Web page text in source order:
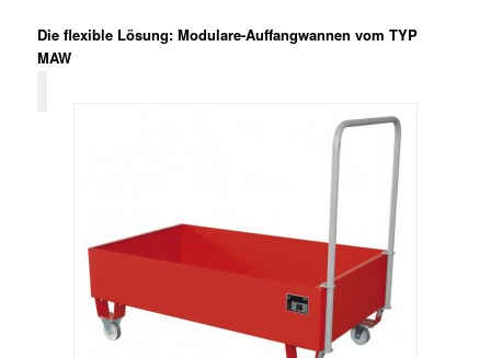
Die flexible Lösung: Modulare-Auffangwannen vom TYP
MAW